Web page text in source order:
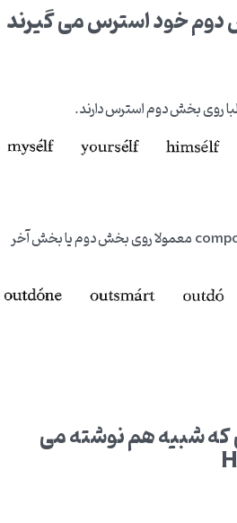
خود استرس می گیرند
افعال ترکیبی compound verbs معمولا روی بخش دوم یا بخش آخر
که شبیه هم نوشته می